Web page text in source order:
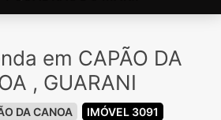
em CAPÃO DA
, GUARANI
DA CANOA IMÓVEL 3091